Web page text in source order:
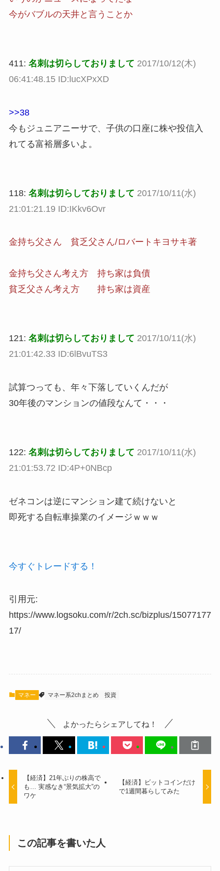
今がバブルの天井と言うことか
411: 名刺は切らしておりまして 2017/10/12(木)
06:41:48.15 ID:lucXPxXD
>>38
今もジュニアニーサで、子供の口座に株や投信入
れてる富裕層多いよ。
118: 名刺は切らしておりまして 2017/10/11(水)
21:01:21.19 ID:IKkv6Ovr
金持ち父さん 貧乏父さん/ロバートキヨサキ著
金持ち父さん考え方 持ち家は負債
貧乏父さん考え方 持ち家は資産
121: 名刺は切らしておりまして 2017/10/11(水)
21:01:42.33 ID:6lBvuTS3
試算つっても、年々下落していくんだが
30年後のマンションの値段なんて・・・
122: 名刺は切らしておりまして 2017/10/11(水)
21:01:53.72 ID:4P+0NBcp
ゼネコンは逆にマンション建て続けないと
即死する自転車操業のイメージｗｗｗ
今すぐトレードする！
引用元:
https://www.logsoku.com/r/2ch.sc/bizplus/15077177
17/
マネー マネー系2chまとめ 投資
よかったらシェアしてね！
【経済】21年ぶりの株高で
も… 実感なき“景気拡大”の
ワケ
【経済】ビットコインだけ
で1週間暮らしてみた
この記事を書いた人